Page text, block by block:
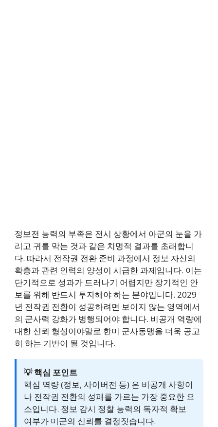
정보전 능력의 부족은 전시 상황에서 아군의 눈을 가
리고 귀를 막는 것과 같은 치명적 결과를 초래합니
다. 따라서 전작권 전환 준비 과정에서 정보 자산의
확충과 관련 인력의 양성이 시급한 과제입니다. 이는
단기적으로 성과가 드러나기 어렵지만 장기적인 안
보를 위해 반드시 투자해야 하는 분야입니다. 2029
년 전작권 전환이 성공하려면 보이지 않는 영역에서
의 군사력 강화가 병행되어야 합니다. 비공개 역량에
대한 신뢰 형성이야말로 한미 군사동맹을 더욱 공고
히 하는 기반이 될 것입니다.
💡 핵심 포인트
핵심 역량 (정보, 사이버전 등) 은 비공개 사항이
나 전작권 전환의 성패를 가르는 가장 중요한 요
소입니다. 정보 감시 정찰 능력의 독자적 확보
여부가 미군의 신뢰를 결정짓습니다.